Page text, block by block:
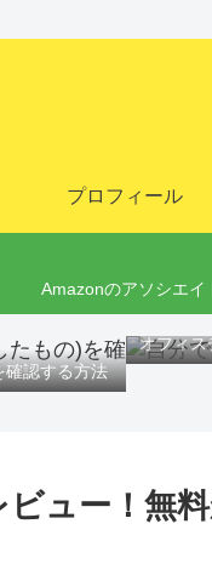
プロフィール
Amazonのアソシエ
確認する方法
オフィス
ュー！無